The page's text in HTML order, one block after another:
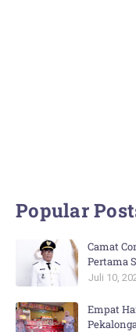
Popular
Camat
Pertama
Juli 10,
Empat